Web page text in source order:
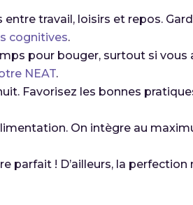
travail, loisirs et repos.
cognitives.
pour bouger, surtout si vous
NEAT.
Favorisez les bonnes
On intègre au
parfait ! D’ailleurs, la perfection